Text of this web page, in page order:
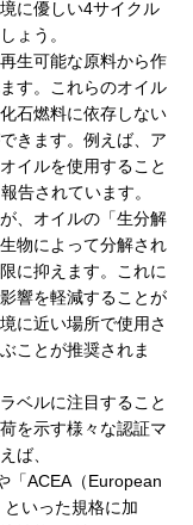
に優しい4サイクル
ょう。
生可能な原料から作
す。これらのオイル
石燃料に依存しない
きます。例えば、ア
イルを使用すること
告されています。
、オイルの「生分解
物によって分解され
に抑えます。これに
響を軽減することが
に近い場所で使用さ
ことが推奨されま
ベルに注目すること
を示す様々な認証マ
ば、
「ACEA（European
いった規格に加